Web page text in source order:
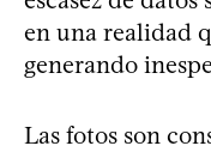
en una realidad
generando
Las fotos son